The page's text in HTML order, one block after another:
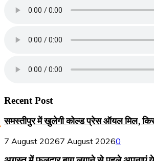
Recent Post
समस्तीपुर में खुलेगी कोल्ड प्रेस ऑयल मिल,
7 August 20267 August 20260